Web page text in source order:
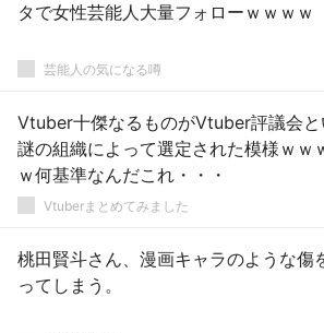
タで女性芸能人大量フォローｗｗｗｗ
芸能人の気になる噂
Vtuber十傑なるものがVtuber評議会と
謎の組織によって選定された模様ｗｗ
ｗ何基準なんだこれ・・・
Vtuberまとめてみました
桃田賢斗さん、漫画キャラのような傷
ってしまう。